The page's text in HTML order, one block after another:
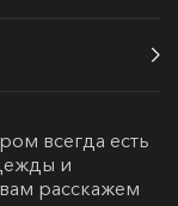
всегда есть
и
расскажем